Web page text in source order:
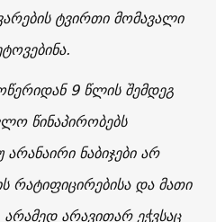
ტვირთი მომავალი
9 წლის შემდეგ
წინაპირობებს
ნაბიჯები არ
რატიფიცირებისა და მათი
არავითარ ეჭვსაც